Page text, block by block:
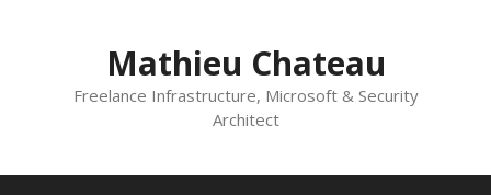
Mathieu Chateau
Freelance Infrastructure, Microsoft & Security
Architect